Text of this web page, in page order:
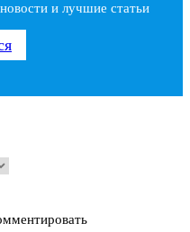
и лучшие статьи